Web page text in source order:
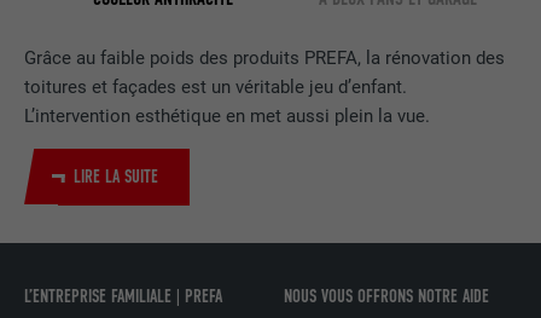
Grâce au faible poids des produits PREFA, la rénovation des
toitures et façades est un véritable jeu d’enfant.
L’intervention esthétique en met aussi plein la vue.
LIRE LA SUITE
L’ENTREPRISE FAMILIALE | PREFA NOUS VOUS OFFRONS NOTRE AIDE
NOM bscookie
UTILITÉ
LinkedIn pour suivre l'utilisation de